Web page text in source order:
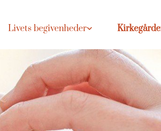
Livets begivenheder